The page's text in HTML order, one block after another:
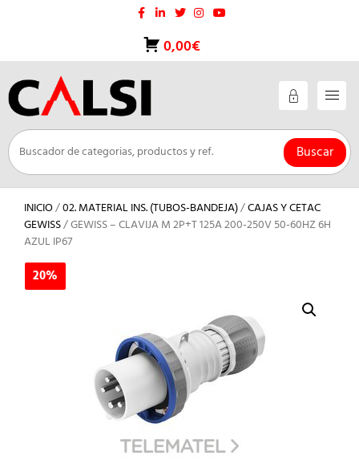
0,00€
Buscar
INICIO/02. MATERIAL INS. (TUBOS-BANDEJA)/CAJAS Y CETAC
GEWISS/ GEWISS – CLAVIJA M 2P+T 125A 200-250V 50-60HZ 6H
AZUL IP67
20%
20%